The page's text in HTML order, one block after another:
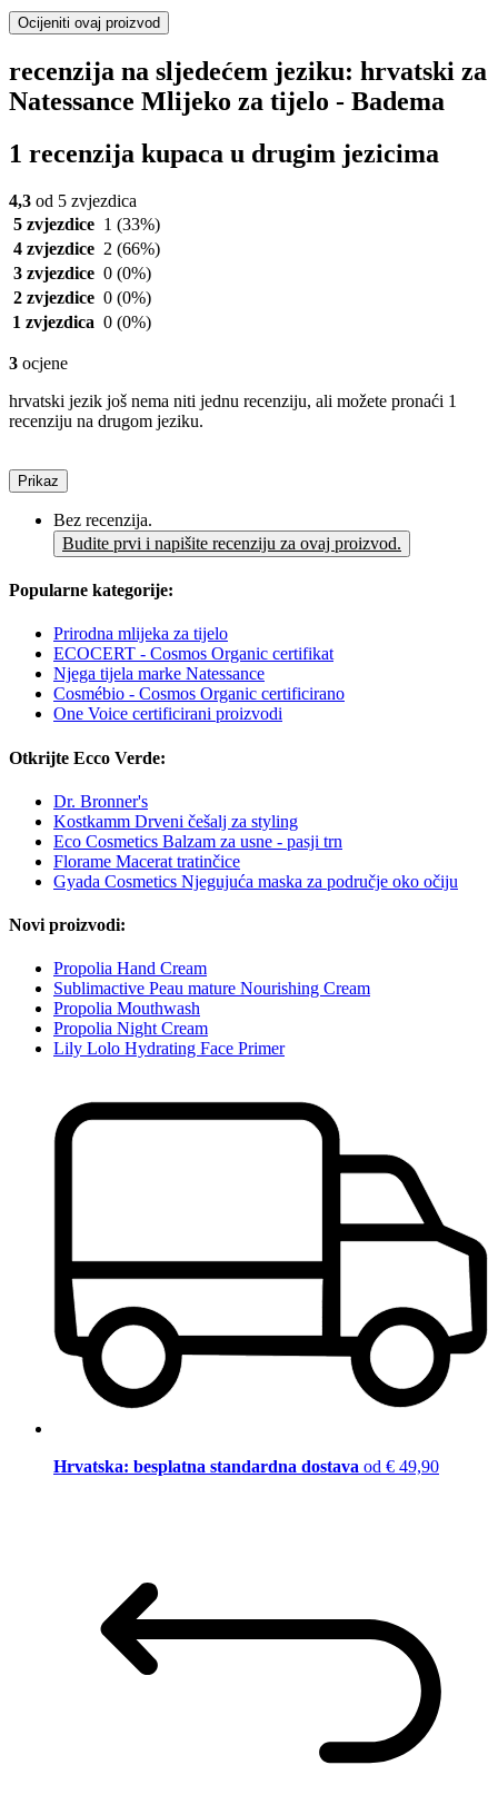
Ocijeniti ovaj proizvod
recenzija na sljedećem jeziku: hrvatski za
Natessance Mlijeko za tijelo - Badema
1 recenzija kupaca u drugim jezicima
4,3 od 5 zvjezdica
5 zvjezdice 1 (33%)
4 zvjezdice 2 (66%)
3 zvjezdice 0 (0%)
2 zvjezdice 0 (0%)
1 zvjezdica 0 (0%)
3 ocjene
hrvatski jezik još nema niti jednu recenziju, ali možete pronaći 1
recenziju na drugom jeziku.
Prikaz
Bez recenzija.
Budite prvi i napišite recenziju za ovaj proizvod.
Popularne kategorije:
Prirodna mlijeka za tijelo
ECOCERT - Cosmos Organic certifikat
Njega tijela marke Natessance
Cosmébio - Cosmos Organic certificirano
One Voice certificirani proizvodi
Otkrijte Ecco Verde:
Dr. Bronner's
Kostkamm Drveni češalj za styling
Eco Cosmetics Balzam za usne - pasji trn
Florame Macerat tratinčice
Gyada Cosmetics Njegujuća maska za područje oko očiju
Novi proizvodi:
Propolia Hand Cream
Sublimactive Peau mature Nourishing Cream
Propolia Mouthwash
Propolia Night Cream
Lily Lolo Hydrating Face Primer
Hrvatska: besplatna standardna dostava od € 49,90